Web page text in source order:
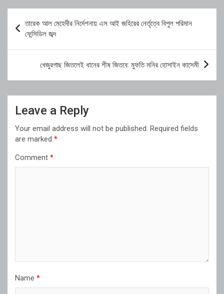
navigation
তারেক আল মেহেদীর নির্দেশনায় এস আই জহিরের নের্তৃত্বে বিপুল পরিমান
ফেন্সিডিল জব্দ
খেজুরগাছ জিতলেই ধানের শীষ জিতবে: মুফতি মনির হোসাইন কাসেমী
Leave a Reply
Your email address will not be published. Required fields
are marked *
Comment *
Name *